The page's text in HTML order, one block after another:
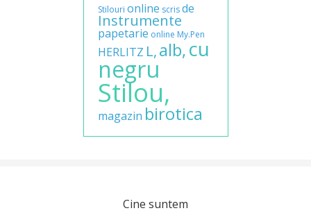
Stilouri online scris de
Instrumente
papetarie online My.Pen
HERLITZ L,alb,cu
negru
Stilou,
magazin birotica
Cine suntem